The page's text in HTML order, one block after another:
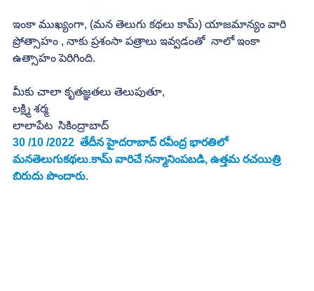
ఇంకా ముఖ్యంగా, (మన తెలుగు కథలు కామ్) యాజమాన్యం వారి
ప్రోత్సాహం , నాకు ప్రశంసా పత్రాలు ఇవ్వడంతో  నాలో ఇంకా
ఉత్సాహం పెరిగింది.
మీకు చాలా కృతజ్ఞతలు తెలుపుతూ,
లక్ష్మి శర్మ
లాలాపేట  సికింద్రాబాద్
30 /10 /2022  తేదీన హైదరాబాద్ రవీంద్ర భారతిలో
మనతెలుగుకథలు.కామ్ వారిచే సన్మానింపబడి, ఉత్తమ రచయిత్రి
బిరుదు పొందారు.